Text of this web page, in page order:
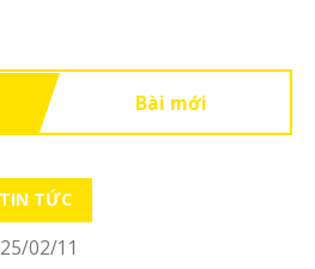
Bài mới
TIN TỨC
02/11